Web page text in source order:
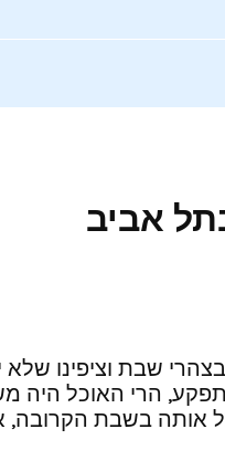
אביב
בצהרי שבת וציפינו
הרי האוכל היה
אותה בשבת